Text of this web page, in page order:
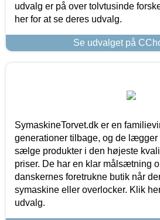
udvalg er på over tolvtusinde
her for at se deres udvalg.
Se udvalget på
SymaskineTorvet.dk er en
generationer tilbage, og de
sælge produkter i den højeste
priser. De har en klar målsætning
danskernes foretrukne butik når
symaskine eller overlocker. Klik
udvalg.